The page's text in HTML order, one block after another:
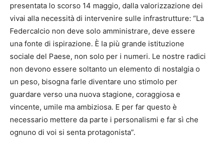
presentata lo scorso 14 maggio, dalla valorizzazione dei
vivai alla necessità di intervenire sulle infrastrutture: “La
Federcalcio non deve solo amministrare, deve essere
una fonte di ispirazione. È la più grande istituzione
sociale del Paese, non solo per i numeri. Le nostre radici
non devono essere soltanto un elemento di nostalgia o
un peso, bisogna farle diventare uno stimolo per
guardare verso una nuova stagione, coraggiosa e
vincente, umile ma ambiziosa. E per far questo è
necessario mettere da parte i personalismi e far sì che
ognuno di voi si senta protagonista”.